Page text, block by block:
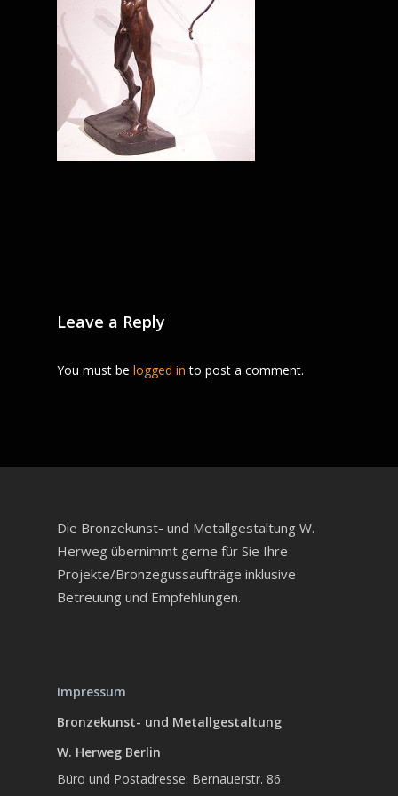
Leave a Reply
You must be logged in to post a comment.
Die Bronzekunst- und Metallgestaltung W.
Herweg übernimmt gerne für Sie Ihre
Projekte/Bronzegussaufträge inklusive
Betreuung und Empfehlungen.
Impressum
Bronzekunst- und Metallgestaltung
W. Herweg Berlin
Büro und Postadresse: Bernauerstr. 86